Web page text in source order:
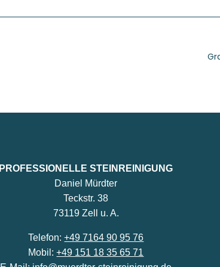
PROFESSIONELLE STEINREINIGUNG
Daniel Mürdter
Teckstr. 38
73119 Zell u. A.
Telefon:+49 7164 90 95 76
Mobil:+49 151 18 35 65 71